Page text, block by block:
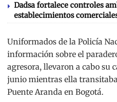
Dadsa fortalece controles
establecimientos
Uniformados de la Policía
información sobre el
agresora, llevaron a cabo su
junio mientras ella
Puente Aranda en Bogotá.